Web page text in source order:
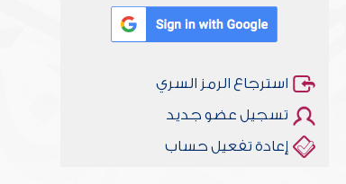
استرجاع الرمز السري
تسجيل عضو جديد
إعادة تفعيل حساب